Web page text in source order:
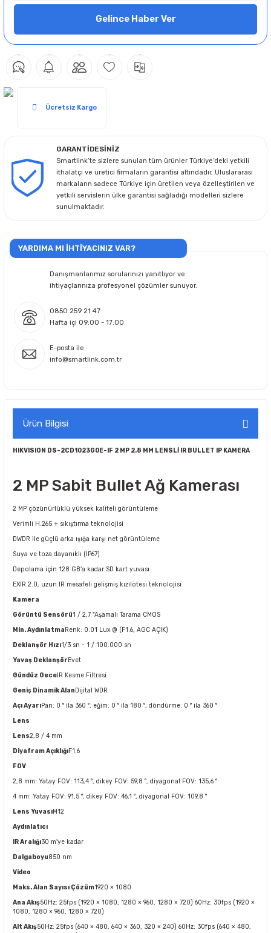
Gelince Haber Ver
Ücretsiz Kargo
GARANTİDESİNİZ
Smartlink’te sizlere sunulan tüm ürünler Türkiye’deki yetkili
ithalatçı ve üretici firmaların garantisi altındadır, Uluslararası
markaların sadece Türkiye için üretilen veya özelleştirilen ve
yetkili servislerin ülke garantisi sağladığı modelleri sizlere
sunulmaktadır.
YARDIMA MI İHTİYACINIZ VAR?
Danışmanlarımız sorularınızı yanıtlıyor ve
ihtiyaçlarınıza profesyonel çözümler sunuyor.
0850 259 21 47
Hafta içi 09:00 - 17:00
E-posta ile
info@smartlink.com.tr
Ürün Bilgisi
HIKVISION DS-2CD1023G0E-IF 2 MP 2.8 MM LENSLİ IR BULLET IP KAMERA
2 MP Sabit Bullet Ağ Kamerası
2 MP çözünürlüklü yüksek kaliteli görüntüleme
Verimli H.265 + sıkıştırma teknolojisi
DWDR ile güçlü arka ışığa karşı net görüntüleme
Suya ve toza dayanıklı (IP67)
Depolama için 128 GB'a kadar SD kart yuvası
EXIR 2.0, uzun IR mesafeli gelişmiş kızılötesi teknolojisi
Kamera
Görüntü Sensörü1 / 2,7 "Aşamalı Tarama CMOS
Min. AydınlatmaRenk: 0.01 Lux @ (F1.6, AGC AÇIK)
Deklanşör Hızı1/3 sn - 1 / 100.000 sn
Yavaş DeklanşörEvet
Gündüz GeceIR Kesme Filtresi
Geniş Dinamik AlanDijital WDR
Açı AyarıPan: 0 ° ila 360 °, eğim: 0 ° ila 180 °, döndürme: 0 ° ila 360 °
Lens
Lens2,8 / 4 mm
Diyafram AçıklığıF1.6
FOV
2,8 mm: Yatay FOV: 113,4 °, dikey FOV: 59,8 °, diyagonal FOV: 135,6 °
4 mm: Yatay FOV: 91,5 °, dikey FOV: 46,1 °, diyagonal FOV: 109,8 °
Lens YuvasıM12
Aydınlatıcı
IR Aralığı30 m'ye kadar
Dalgaboyu850 nm
Video
Maks. Alan Sayısı Çözüm1920 × 1080
Ana Akış50Hz: 25fps (1920 × 1080, 1280 × 960, 1280 × 720) 60Hz: 30fps (1920 ×
1080, 1280 × 960, 1280 × 720)
Alt Akış50Hz: 25fps (640 × 480, 640 × 360, 320 × 240) 60Hz: 30fps (640 × 480,